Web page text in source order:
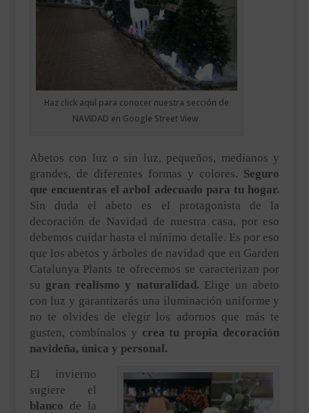
Haz click aquí para conocer nuestra sección de
NAVIDAD en Google Street View.
Abetos con luz o sin luz, pequeños, medianos y
grandes, de diferentes formas y colores. Seguro
que encuentras el arbol adecuado para tu hogar.
Sin duda el abeto es el protagonista de la
decoración de Navidad de nuestra casa, por eso
debemos cuidar hasta el mínimo detalle. Es por eso
que los abetos y árboles de navidad que en Garden
Catalunya Plants te ofrecemos se caracterizan por
su gran realismo y naturalidad. Elige un abeto
con luz y garantizarás una iluminación uniforme y
no te olvides de elegir los adornos que más te
gusten, combínalos y crea tu propia decoración
navideña, única y personal.
El invierno
sugiere el
blanco de la